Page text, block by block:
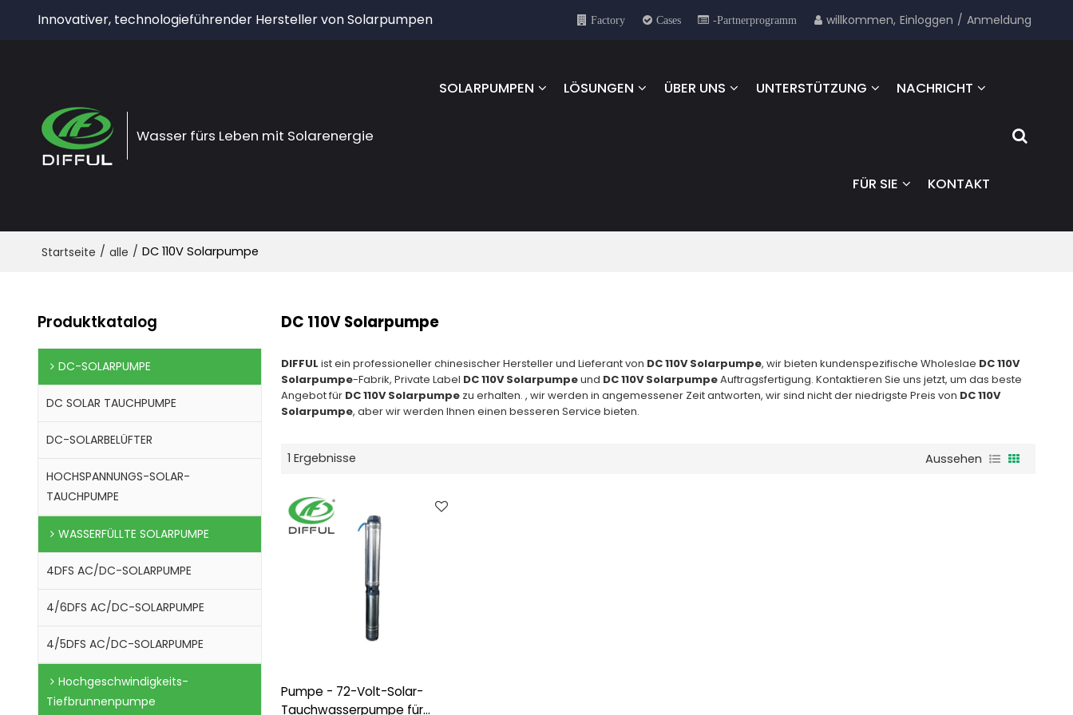
Innovativer, technologieführender Hersteller von Solarpumpen Factory Cases -Partnerprogramm willkommen, Einloggen / Anmeldung
Wasser fürs Leben mit Solarenergie
SOLARPUMPEN LÖSUNGEN ÜBER UNS UNTERSTÜTZUNG NACHRICHT
FÜR SIE KONTAKT
Startseite / alle / DC 110V Solarpumpe
Produktkatalog
DC-SOLARPUMPE
DC SOLAR TAUCHPUMPE
DC-SOLARBELÜFTER
HOCHSPANNUNGS-SOLAR-
TAUCHPUMPE
WASSERFÜLLTE SOLARPUMPE
4DFS AC/DC-SOLARPUMPE
4/6DFS AC/DC-SOLARPUMPE
4/5DFS AC/DC-SOLARPUMPE
Hochgeschwindigkeits-
Tiefbrunnenpumpe
DC 110V Solarpumpe
DIFFUL ist ein professioneller chinesischer Hersteller und Lieferant von DC 110V Solarpumpe, wir bieten kundenspezifische Wholeslae DC 110V
Solarpumpe-Fabrik, Private Label DC 110V Solarpumpeund DC 110V SolarpumpeAuftragsfertigung. Kontaktieren Sie uns jetzt, um das beste
Angebot für DC 110V Solarpumpezu erhalten. , wir werden in angemessener Zeit antworten, wir sind nicht der niedrigste Preis von DC 110V
Solarpumpe, aber wir werden Ihnen einen besseren Service bieten.
1 Ergebnisse Aussehen
Pumpe - 72-Volt-Solar-
Tauchwasserpumpe für